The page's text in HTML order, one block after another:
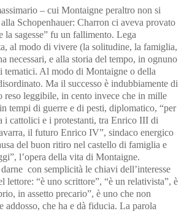
– cui Montaigne peraltro non si
Schopenhauer: Charron ci aveva provato
la sagesse” fu un fallimento. Lega
al modo di vivere (la solitudine, la famiglia,
necessari, e alla storia del tempo, in ognuno
tematici. Al modo di Montaigne o della
Ma il successo è indubbiamente di
leggibile, in cento invece che in mille
tempi di guerre e di pesti, diplomatico, “per
i cattolici e i protestanti, tra Enrico III di
il futuro Enrico IV”, sindaco energico
del buon ritiro nel castello di famiglia e
l’opera della vita di Montaigne.
con semplicità le chiavi dell’interesse
lettore: “è uno scrittore”, “è un relativista”, è
in assetto precario”, è uno che non
addosso, che ha e dà fiducia. La parola